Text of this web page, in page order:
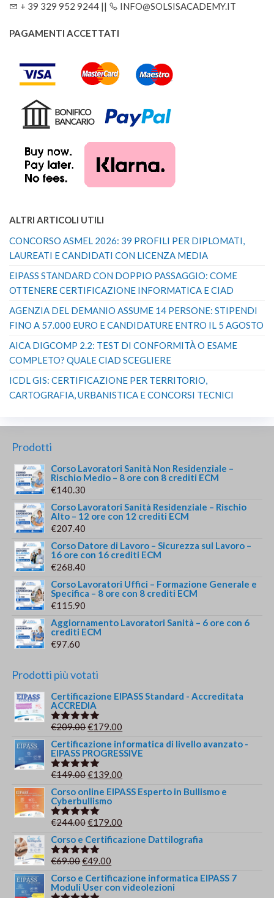
+ 39 329 952 9244 || INFO@SOLSISACADEMY.IT
PAGAMENTI ACCETTATI
ALTRI ARTICOLI UTILI
CONCORSO ASMEL 2026: 39 PROFILI PER DIPLOMATI,
LAUREATI E CANDIDATI CON LICENZA MEDIA
EIPASS STANDARD CON DOPPIO PASSAGGIO: COME
OTTENERE CERTIFICAZIONE INFORMATICA E CIAD
AGENZIA DEL DEMANIO ASSUME 14 PERSONE: STIPENDI
FINO A 57.000 EURO E CANDIDATURE ENTRO IL 5 AGOSTO
AICA DIGCOMP 2.2: TEST DI CONFORMITÀ O ESAME
COMPLETO? QUALE CIAD SCEGLIERE
ICDL GIS: CERTIFICAZIONE PER TERRITORIO,
CARTOGRAFIA, URBANISTICA E CONCORSI TECNICI
Prodotti
Corso Lavoratori Sanità Non Residenziale –
Rischio Medio – 8 ore con 8 crediti ECM
€140.30
Corso Lavoratori Sanità Residenziale – Rischio
Alto – 12 ore con 12 crediti ECM
€207.40
Corso Datore di Lavoro – Sicurezza sul Lavoro –
16 ore con 16 crediti ECM
€268.40
Corso Lavoratori Uffici – Formazione Generale e
Specifica – 8 ore con 8 crediti ECM
€115.90
Aggiornamento Lavoratori Sanità – 6 ore con 6
crediti ECM
€97.60
Prodotti più votati
Certificazione EIPASS Standard - Accreditata
ACCREDIA
Valutato
€209.00Il
prezzo
originale
era:
€179.00
prezzo
attuale
Certificazione informatica di livello avanzato -
EIPASS PROGRESSIVE
Valutato
€149.00Il
prezzo
originale
era:
€139.00
prezzo
Corso online EIPASS Esperto in Bullismo e
Cyberbullismo
Valutato
€244.00Il
prezzo
originale
era:
€244.00.
€179.00
prezzo
€179.00.
Corso e Certificazione Dattilografia
Valutato
€69.00Il
prezzo
originale
€49.00
prezzo
attuale
Corso e Certificazione informatica EIPASS 7
Moduli User con videolezioni